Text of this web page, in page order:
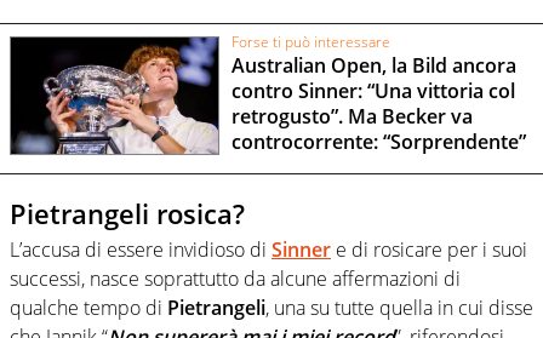
Forse ti può interessare
Australian Open, la Bild ancora
contro Sinner: “Una vittoria col
retrogusto”. Ma Becker va
controcorrente: “Sorprendente”
Pietrangeli rosica?
L’accusa di essere invidioso di Sinner e di rosicare per i suoi
successi, nasce soprattutto da alcune affermazioni di
qualche tempo di Pietrangeli, una su tutte quella in cui disse